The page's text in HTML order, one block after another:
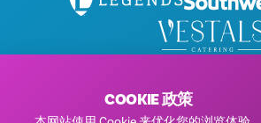
隐私政策
COOKIE 政策